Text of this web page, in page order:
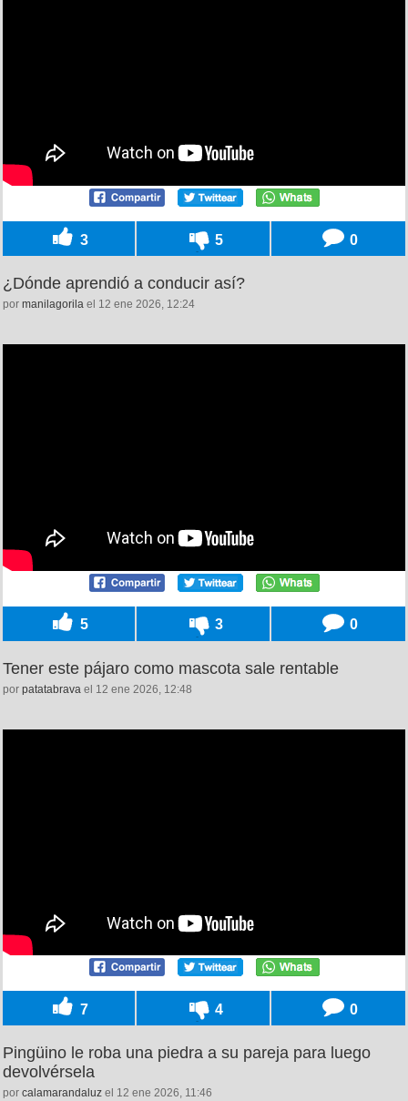
3 5 0
¿Dónde aprendió a conducir así?
por manilagorila el 12 ene 2026, 12:24
5 3 0
Tener este pájaro como mascota sale rentable
por patatabrava el 12 ene 2026, 12:48
7 4 0
Pingüino le roba una piedra a su pareja para luego
devolvérsela
por calamarandaluz el 12 ene 2026, 11:46